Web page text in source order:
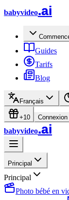
babyvideo.ai
Guides
Tarifs
Blog
Français
+10 Connexion
babyvideo.ai
Principal
Principal
Photo bébé en